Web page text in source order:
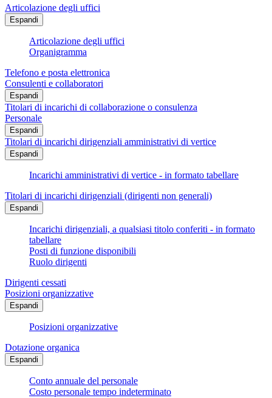
Articolazione degli uffici
Espandi
Articolazione degli uffici
Organigramma
Telefono e posta elettronica
Consulenti e collaboratori
Espandi
Titolari di incarichi di collaborazione o consulenza
Personale
Espandi
Titolari di incarichi dirigenziali amministrativi di vertice
Espandi
Incarichi amministrativi di vertice - in formato tabellare
Titolari di incarichi dirigenziali (dirigenti non generali)
Espandi
Incarichi dirigenziali, a qualsiasi titolo conferiti - in formato
tabellare
Posti di funzione disponibili
Ruolo dirigenti
Dirigenti cessati
Posizioni organizzative
Espandi
Posizioni organizzative
Dotazione organica
Espandi
Conto annuale del personale
Costo personale tempo indeterminato